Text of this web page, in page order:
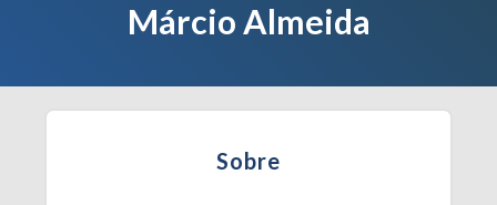
Márcio Almeida
Sobre